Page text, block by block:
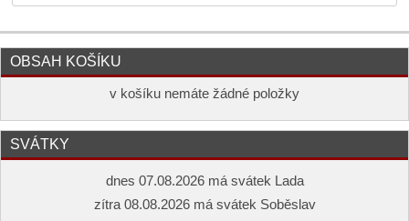
OBSAH KOŠÍKU
v košíku nemáte žádné položky
SVÁTKY
dnes 07.08.2026 má svátek Lada
zítra 08.08.2026 má svátek Soběslav